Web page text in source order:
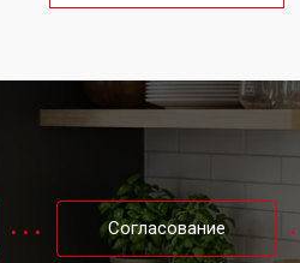
от 60
Согласование